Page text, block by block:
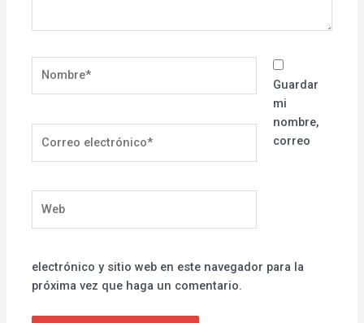
electrónico*
Guardar
mi
nombre,
correo
electrónico y sitio web en este navegador para la
próxima vez que haga un comentario.